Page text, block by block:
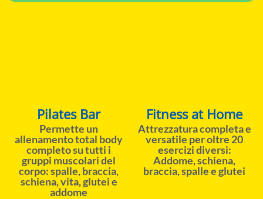
Pilates Bar
Permette un
allenamento total body
completo su tutti i
gruppi muscolari del
corpo: spalle, braccia,
schiena, vita, glutei e
addome
Fitness at Home
Attrezzatura completa e
versatile per oltre 20
esercizi diversi:
Addome, schiena,
braccia, spalle e glutei